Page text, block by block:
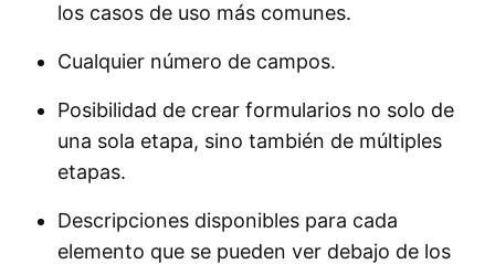
los casos de uso más comunes.
Cualquier número de campos.
Posibilidad de crear formularios no solo de
una sola etapa, sino también de múltiples
etapas.
Descripciones disponibles para cada
elemento que se pueden ver debajo de los